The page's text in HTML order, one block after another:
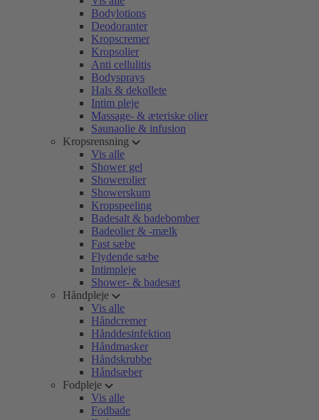
Bodylotions
Deodoranter
Kropscremer
Kropsolier
Anti cellulitis
Bodysprays
Hals & dekollete
Intim pleje
Massage- & æteriske olier
Saunaolie & infusion
Kropsrensning
Vis alle
Shower gel
Showerolier
Showerskum
Kropspeeling
Badesalt & badebomber
Badeolier & -mælk
Fast sæbe
Flydende sæbe
Intimpleje
Shower- & badesæt
Håndpleje
Vis alle
Håndcremer
Hånddesinfektion
Håndmasker
Håndskrubbe
Håndsæber
Fodpleje
Vis alle
Fodbade